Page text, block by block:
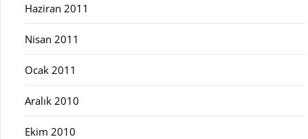
Haziran 2011
Nisan 2011
Ocak 2011
Aralık 2010
Ekim 2010